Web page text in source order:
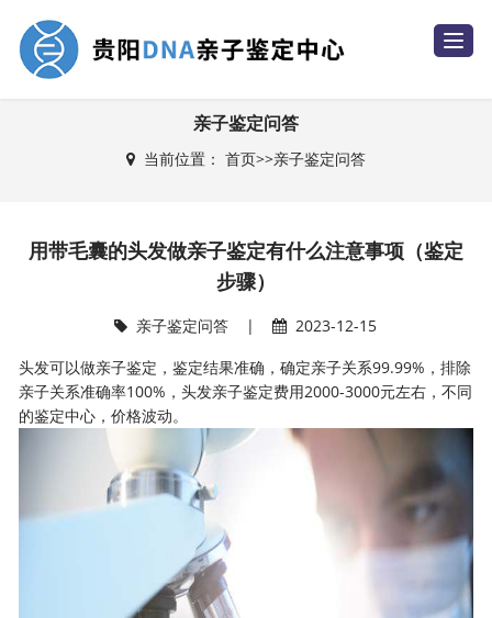
T
o
i
o
亲子鉴定问答
当前位置： 首页>>亲子鉴定问答
用带毛囊的头发做亲子鉴定有什么注意事项（鉴定
步骤）
亲子鉴定问答 |
2023-12-15
头发可以做亲子鉴定，鉴定结果准确，确定亲子关系99.99%，排除
亲子关系准确率100%，头发亲子鉴定费用2000-3000元左右，不同
的鉴定中心，价格波动。